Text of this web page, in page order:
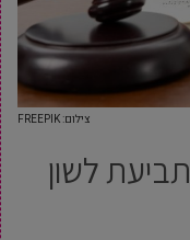
צילום: FREEPIK
לשון